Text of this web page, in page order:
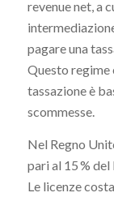
revenue net, a
pagare una
Questo regime
tassazione è
scommesse.
Nel Regno
pari al 15 %
Le licenze